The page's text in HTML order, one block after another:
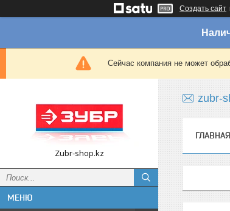
Создать сайт
Сейчас компания не может
Zubr-shop.kz
zubr-
ГЛАВНАЯ